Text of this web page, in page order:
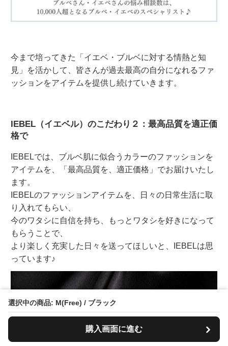
選択中の商品: M(Free) / ブラック
購入画面に進む
今まで培ってきた「イエベ・ブルベに対する情熱と知
見」を活かして、皆さんが過去最高の自分になれるファ
ッションをアイテムを提供し続けていきます。
IEBEL（イエベル）のこだわり２：最高品質を適正価
格で
IEBELでは、ブルベ肌に似合うカラーのファッションを
アイテムを、「最高品質を、適正価格」でお届けいたし
ます。
IEBELのファッションアイテムを、日々の日常生活に取
り入れてもらい、
今のワタシに自信を持ち、もっとワタシを好きになって
もらうことで、
より楽しく充実した日々を送ってほしいと、IEBELは思
っています♪